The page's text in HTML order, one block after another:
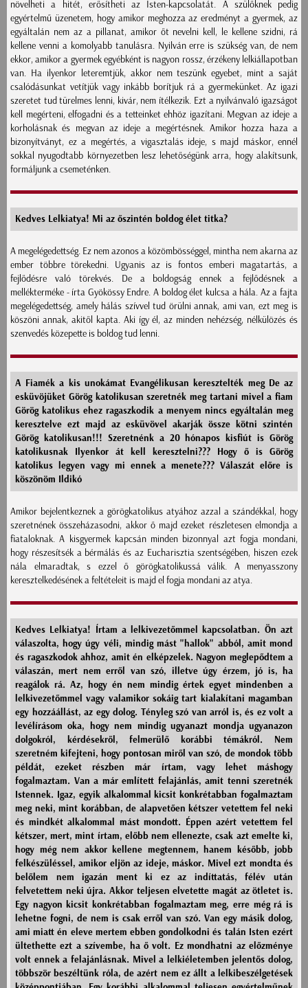
növelheti a hitét, erősítheti az Isten-kapcsolatát. A szülőknek pedig
egyértelmű üzenetem, hogy amikor meghozza az eredményt a gyermek, az
egyáltalán nem az a pillanat, amikor őt nevelni kell, le kellene szidni, rá
kellene venni a komolyabb tanulásra. Nyilván erre is szükség van, de nem
ekkor, amikor a gyermek egyébként is nagyon rossz, érzékeny lelkiállapotban
van. Ha ilyenkor leteremtjük, akkor nem teszünk egyebet, mint a saját
csalódásunkat vetítjük vagy inkább borítjuk rá a gyermekünket. Az igazi
szeretet tud türelmes lenni, kivár, nem ítélkezik. Ezt a nyilvánvaló igazságot
kell megérteni, elfogadni és a tetteinket ehhöz igazítani. Megvan az ideje a
korholásnak és megvan az ideje a megértésnek. Amikor hozza haza a
bizonyítványt, ez a megértés, a vigasztalás ideje, s majd máskor, ennél
sokkal nyugodtabb környezetben lesz lehetőségünk arra, hogy alakítsunk,
formáljunk a csemeténken.
Kedves Lelkiatya! Mi az őszintén boldog élet titka?
A megelégedettség. Ez nem azonos a közömbösséggel, mintha nem akarna az
ember többre törekedni. Ugyanis az is fontos emberi magatartás, a
fejlődésre való törekvés. De a boldogság ennek a fejlődésnek a
mellékterméke - írta Gyökössy Endre. A boldog élet kulcsa a hála. Az a fajta
megelégedettség, amely hálás szívvel tud örülni annak, ami van, ezt meg is
köszöni annak, akitől kapta. Aki így él, az minden nehézség, nélkülözés és
szenvedés közepette is boldog tud lenni.
A Fiamék a kis unokámat Evangélikusan keresztelték meg De az
esküvöjüket Görög katolikusan szeretnék meg tartani mivel a fiam
Görög katolikus ehez ragaszkodik a menyem nincs egyáltalán meg
keresztelve ezt majd az esküvövel akarják össze kötni szintén
Görög katolikusan!!! Szeretnénk a 20 hónapos kisfiút is Görög
katolikusnak Ilyenkor át kell keresztelni??? Hogy ő is Görög
katolikus legyen vagy mi ennek a menete??? Válaszát előre is
köszönöm Ildikó
Amikor bejelentkeznek a görögkatolikus atyához azzal a szándékkal, hogy
szeretnének összeházasodni, akkor ő majd ezeket részletesen elmondja a
fiataloknak. A kisgyermek kapcsán minden bizonnyal azt fogja mondani,
hogy részesítsék a bérmálás és az Eucharisztia szentségében, hiszen ezek
nála elmaradtak, s ezzel ő görögkatolikussá válik. A menyasszony
keresztelkedésének a feltételeit is majd el fogja mondani az atya.
Kedves Lelkiatya! Írtam a lelkivezetőmmel kapcsolatban. Ön azt
válaszolta, hogy úgy véli, mindig mást "hallok" abból, amit mond
és ragaszkodok ahhoz, amit én elképzelek. Nagyon meglepődtem a
válaszán, mert nem erről van szó, illetve úgy érzem, jó is, ha
reagálok rá. Az, hogy én nem mindig értek egyet mindenben a
lelkivezetőmmel vagy valamikor sokáig tart kialakítani magamban
egy hozzáállást, az egy dolog. Tényleg szó van arról is, és ez volt a
levélírásom oka, hogy nem mindig ugyanazt mondja ugyanazon
dolgokról, kérdésekről, felmerülő korábbi témákról. Nem
szeretném kifejteni, hogy pontosan miről van szó, de mondok több
példát, ezeket részben már írtam, vagy lehet máshogy
fogalmaztam. Van a már említett felajánlás, amit tenni szeretnék
Istennek. Igaz, egyik alkalommal kicsit konkrétabban fogalmaztam
meg neki, mint korábban, de alapvetően kétszer vetettem fel neki
és mindkét alkalommal mást mondott. Éppen azért vetettem fel
kétszer, mert, mint írtam, előbb nem ellenezte, csak azt emelte ki,
hogy még nem akkor kellene megtennem, hanem később, jobb
felkészüléssel, amikor eljön az ideje, máskor. Mivel ezt mondta és
belőlem nem igazán ment ki ez az indíttatás, félév után
felvetettem neki újra. Akkor teljesen elvetette magát az ötletet is.
Egy nagyon kicsit konkrétabban fogalmaztam meg, erre még rá is
lehetne fogni, de nem is csak erről van szó. Van egy másik dolog,
ami miatt én eleve mertem ebben gondolkodni és talán Isten ezért
ültethette ezt a szívembe, ha ő volt. Ez mondhatni az előzménye
volt ennek a felajánlásnak. Mivel a lelkiéletemben jelentős dolog,
többször beszéltünk róla, de azért nem ez állt a lelkibeszélgetések